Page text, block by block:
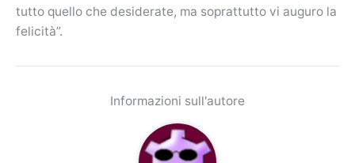
tutto quello che desiderate, ma soprattutto vi auguro la
felicità”.
Informazioni sull'autore